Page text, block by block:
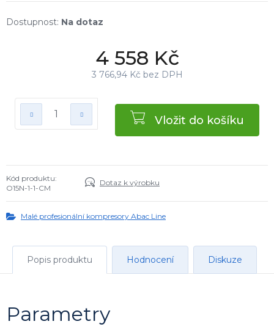
Na dotaz
4 558 Kč
3 766,94 Kč bez DPH
Vložit do košíku
Kód produktu:
O15N-1-1-CM
Dotaz k výrobku
Malé profesionální kompresory Abac Line
Popis produktu Hodnocení Diskuze
Parametry